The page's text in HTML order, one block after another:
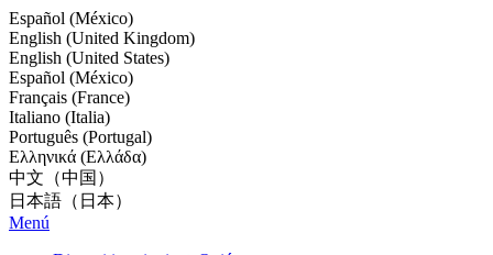
Español (México)
English (United Kingdom)
English (United States)
Español (México)
Français (France)
Italiano (Italia)
Português (Portugal)
Ελληνικά (Ελλάδα)
中文（中国）
日本語（日本）
Menú